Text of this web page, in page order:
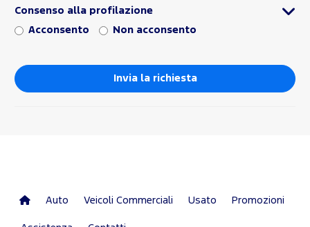
Consenso alla profilazione
Acconsento Non acconsento
Auto Veicoli Commerciali Usato Promozioni